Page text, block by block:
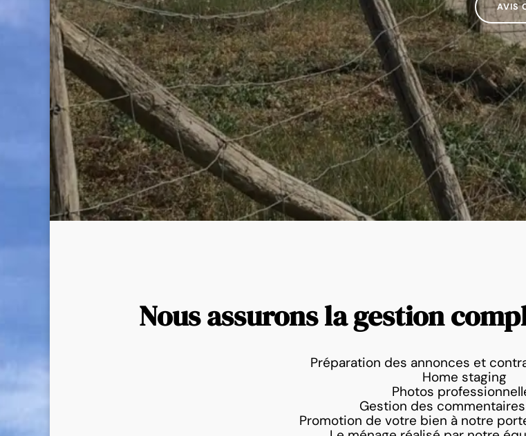
AVIS
Nous assurons la gestion
Préparation des annonces et
Home staging
Photos
Gestion des
Promotion de votre bien à notre